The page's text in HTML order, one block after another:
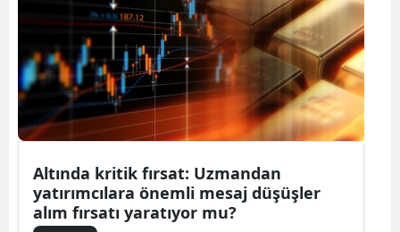
Altında kritik fırsat: Uzmandan
yatırımcılara önemli mesaj düşüşler
alım fırsatı yaratıyor mu?